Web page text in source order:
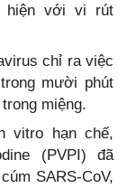
hiện với vi rút
chỉ ra việc
mười phút
miệng.
vitro hạn chế,
(PVPI) đã
SARS-CoV,